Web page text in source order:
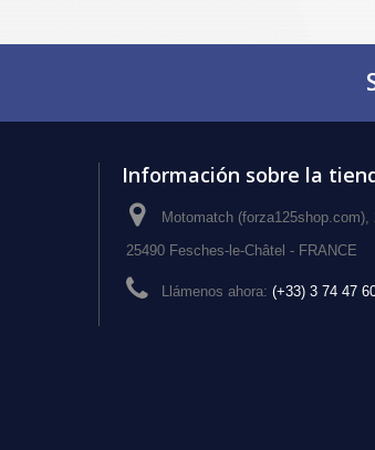
Información sobre la
Motomatch
25490 Fesches-le-Châtel - FRANCE
Llámenos ahora: (+33) 3 74 47